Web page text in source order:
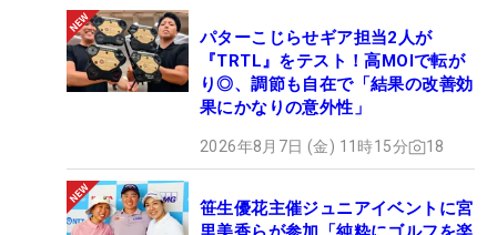
パターこじらせギア担当2人が
『TRTL』をテスト！高MOIで転が
り◎、調節も自在で「結果の改善効
果にかなりの意外性」
2026年8月7日 (金) 11時15分 18
笹生優花主催ジュニアイベントに宮